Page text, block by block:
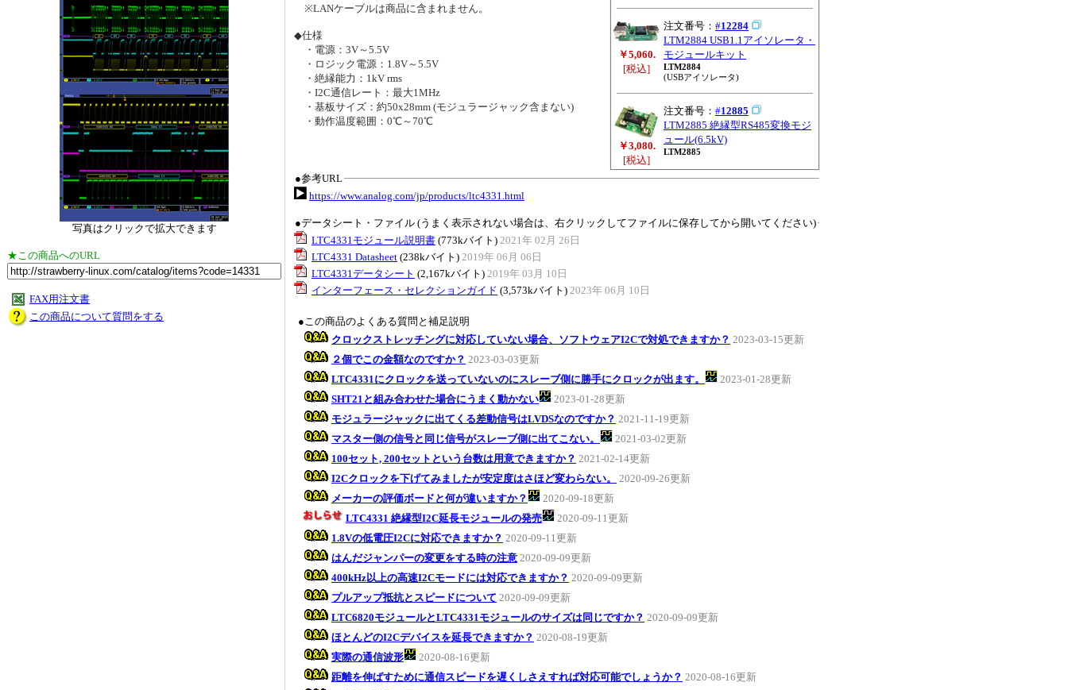
写真はクリックで拡大できます
★この商品へのURL
FAX用注文書
この商品について質問をする
￥5,060.
[税込]
注文番号： #12284
LTM2884 USB1.1アイソレータ・
モジュールキット
LTM2884
(USBアイソレータ)
￥3,080.
[税込]
注文番号： #12885
LTM2885 絶縁型RS485変換モジ
ュール(6.5kV)
LTM2885
※LANケーブルは商品に含まれません。
◆仕様
・電源：3V～5.5V
・ロジック電源：1.8V～5.5V
・絶縁能力：1kV rms
・I2C通信レート：最大1MHz
・基板サイズ：約50x28mm (モジュラージャック含まない)
・動作温度範囲：0℃～70℃
●参考URL
https://www.analog.com/jp/products/ltc4331.html
●データシート・ファイル (うまく表示されない場合は、右クリックしてファイルに保存してから開いてください)
LTC4331モジュール説明書 (773kバイト) 2021年 02月 26日
LTC4331 Datasheet (238kバイト) 2019年 06月 06日
LTC4331データシート (2,167kバイト) 2019年 03月 10日
インターフェース・セレクションガイド (3,573kバイト) 2023年 06月 10日
●この商品のよくある質問と補足説明
クロックストレッチングに対応していない場合、ソフトウェアI2Cで対処できますか？ 2023-03-15更新
２個でこの金額なのですか？ 2023-03-03更新
LTC4331にクロックを送っていないのにスレーブ側に勝手にクロックが出ます。
2023-01-28更新
SHT21と組み合わせた場合にうまく動かない
2023-01-28更新
モジュラージャックに出てくる差動信号はLVDSなのですか？ 2021-11-19更新
マスター側の信号と同じ信号がスレーブ側に出てこない。
2021-03-02更新
100セット, 200セットという台数は用意できますか？ 2021-02-14更新
I2Cクロックを下げてみましたが安定度はさほど変わらない。
2020-09-26更新
メーカーの評価ボードと何が違いますか？
2020-09-18更新
LTC4331 絶縁型I2C延長モジュールの発売
2020-09-11更新
1.8Vの低電圧I2Cに対応できますか？ 2020-09-11更新
はんだジャンパーの変更をする時の注意 2020-09-09更新
400kHz以上の高速I2Cモードには対応できますか？ 2020-09-09更新
プルアップ抵抗とスピードについて 2020-09-09更新
LTC6820モジュールとLTC4331モジュールのサイズは同じですか？ 2020-09-09更新
ほとんどのI2Cデバイスを延長できますか？ 2020-08-19更新
実際の通信波形
2020-08-16更新
距離を伸ばすために通信スピードを遅くしさえすれば対応可能でしょうか？ 2020-08-16更新